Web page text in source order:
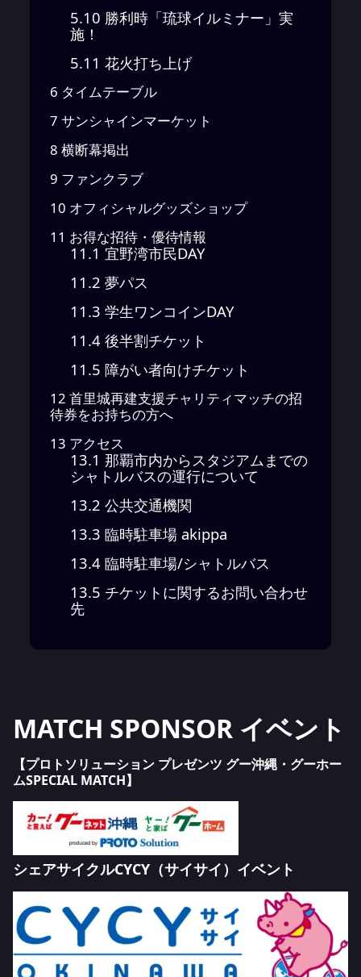
5.10 勝利時「琉球イルミナー」実
施！
5.11 花火打ち上げ
6 タイムテーブル
7 サンシャインマーケット
8 横断幕掲出
9 ファンクラブ
10 オフィシャルグッズショップ
11 お得な招待・優待情報
11.1 宜野湾市民DAY
11.2 夢パス
11.3 学生ワンコインDAY
11.4 後半割チケット
11.5 障がい者向けチケット
12 首里城再建支援チャリティマッチの招
待券をお持ちの方へ
13 アクセス
13.1 那覇市内からスタジアムまでの
シャトルバスの運行について
13.2 公共交通機関
13.3 臨時駐車場 akippa
13.4 臨時駐車場/シャトルバス
13.5 チケットに関するお問い合わせ
先
MATCH SPONSOR イベント
【プロトソリューション プレゼンツ グー沖縄・グーホー
ムSPECIAL MATCH】
シェアサイクルCYCY（サイサイ）イベント